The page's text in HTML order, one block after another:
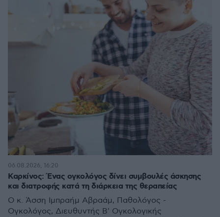
Καρκίνος: Ένας ογκολόγος δίνει συμβουλές άσκησης
και διατροφής κατά τη διάρκεια της θεραπείας
Ο κ. Άσση Ιμπραήμ Αβραάμ, Παθολόγος -
Ογκολόγος, Διευθυντής Β' Ογκολογικής
06.08.2026, 16:20